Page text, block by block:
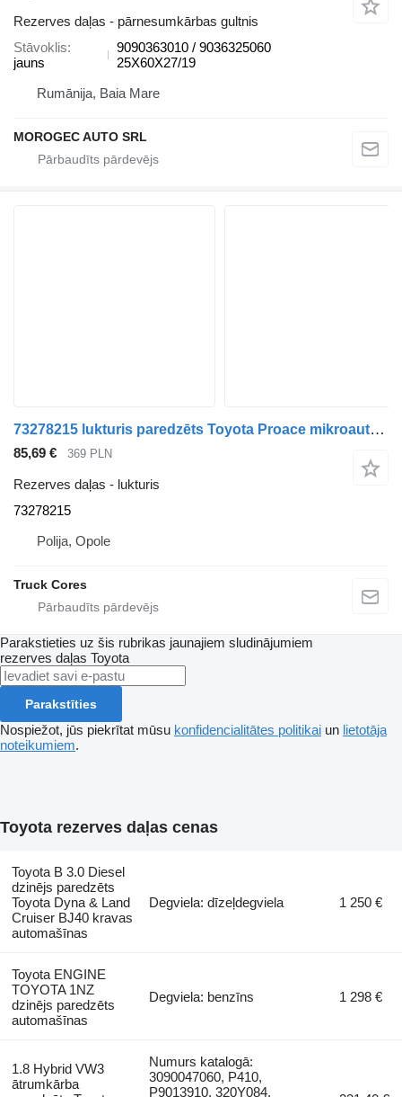
Rezerves daļas - pārnesumkārbas gultnis
Stāvoklis
jauns
9090363010 / 9036325060
25X60X27/19
Rumānija, Baia Mare
MOROGEC AUTO SRL
73278215 lukturis paredzēts Toyota Proace mikroautobusa
85,69 € 369 PLN
Rezerves daļas - lukturis
73278215
Polija, Opole
Truck Cores
Parakstieties uz šis rubrikas jaunajiem sludinājumiem
rezerves daļas Toyota
Parakstīties
Nospiežot, jūs piekrītat mūsu konfidencialitātes politikai un lietotāja
noteikumiem.
Toyota rezerves daļas cenas
Toyota B 3.0 Diesel
dzinējs paredzēts
Toyota Dyna & Land
Cruiser BJ40 kravas
automašīnas
Degviela: dīzeļdegviela 1 250 €
Toyota ENGINE
TOYOTA 1NZ
dzinējs paredzēts
automašīnas
Degviela: benzīns 1 298 €
1.8 Hybrid VW3
ātrumkārba
Numurs katalogā:
3090047060, P410,
P9013910, 320Y084,